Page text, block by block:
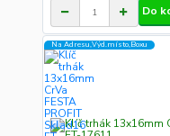
Do
Na Adresu,Výd.místo,Boxu